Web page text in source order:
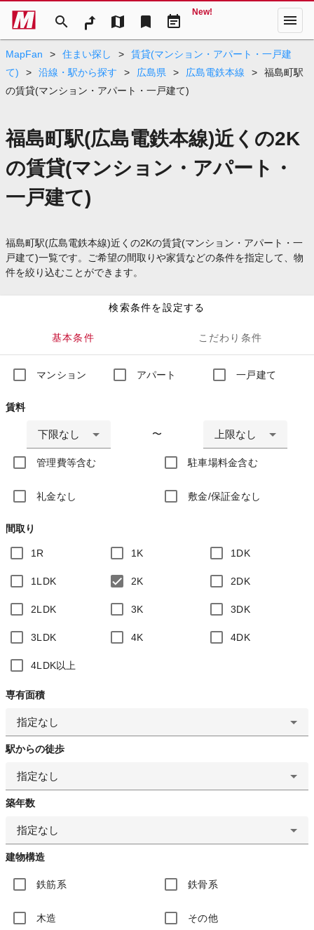
search map bookmark event_note
New! menu
MapFan > 住まい探し >
賃貸(マンション・アパート・一戸建
て)
> 沿線・駅から探す > 広島県 > 広島電鉄本線 >
福島町駅
の賃貸(マンション・アパート・一戸建て)
福島町駅(広島電鉄本線)近くの2K
の賃貸(マンション・アパート・
一戸建て)
福島町駅(広島電鉄本線)近くの2Kの賃貸(マンション・アパート・一
戸建て)一覧です。ご希望の間取りや家賃などの条件を指定して、物
件を絞り込むことができます。
検索条件を設定する
基本条件 こだわり条件
マンション アパート 一戸建て
賃料
下限なし 〜 上限なし
管理費等含む 駐車場料金含む
礼金なし 敷金/保証金なし
間取り
1R 1K 1DK
1LDK 2K 2DK
2LDK 3K 3DK
3LDK 4K 4DK
4LDK以上
専有面積
指定なし
駅からの徒歩
指定なし
築年数
指定なし
建物構造
鉄筋系 鉄骨系
木造 その他